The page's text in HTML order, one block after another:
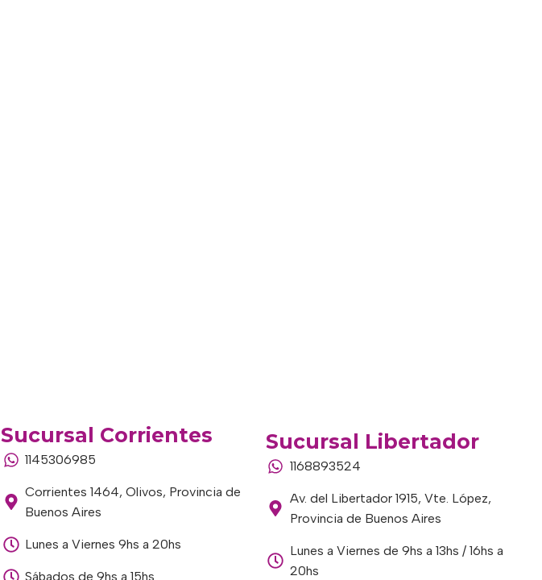
Sucursal Corrientes
1145306985
Corrientes 1464, Olivos, Provincia de
Buenos Aires
Lunes a Viernes 9hs a 20hs
Sábados de 9hs a 15hs
Sucursal Libertador
1168893524
Av. del Libertador 1915, Vte. López,
Provincia de Buenos Aires
Lunes a Viernes de 9hs a 13hs / 16hs a
20hs